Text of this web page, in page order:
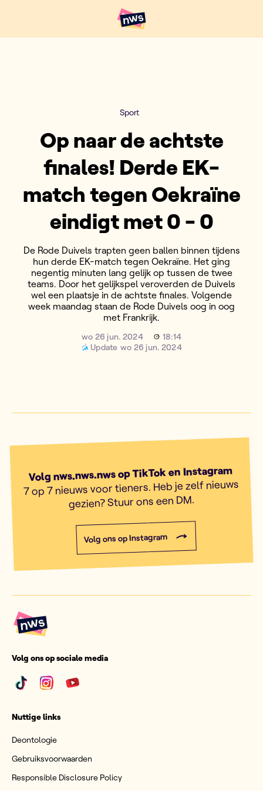
Hoofdpunten VRT NWS
Sport
Op naar de achtste
finales! Derde EK-
match tegen Oekraïne
eindigt met 0 - 0
De Rode Duivels trapten geen ballen binnen tijdens
hun derde EK-match tegen Oekraïne. Het ging
negentig minuten lang gelijk op tussen de twee
teams. Door het gelijkspel veroverden de Duivels
wel een plaatsje in de achtste finales. Volgende
week maandag staan de Rode Duivels oog in oog
met Frankrijk.
wo 26 jun. 2024
18:14
Update wo 26 jun. 2024
Volg nws.nws.nws op TikTok en Instagram
7 op 7 nieuws voor tieners. Heb je zelf nieuws
gezien? Stuur ons een DM.
Volg ons op Instagram
Volg ons op sociale media
Nuttige links
Deontologie
Gebruiksvoorwaarden
Responsible Disclosure Policy